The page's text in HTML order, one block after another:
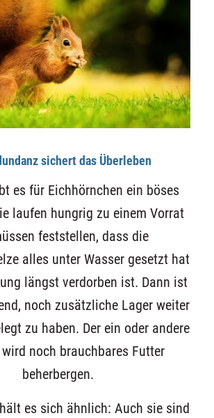
sichert das Überleben
es für Eichhörnchen ein böses
laufen hungrig zu einem Vorrat
feststellen, dass die
alles unter Wasser gesetzt hat
längst verdorben ist. Dann ist
noch zusätzliche Lager weiter
zu haben. Der ein oder andere
noch brauchbares Futter
beherbergen.
es sich ähnlich: Auch sie sind